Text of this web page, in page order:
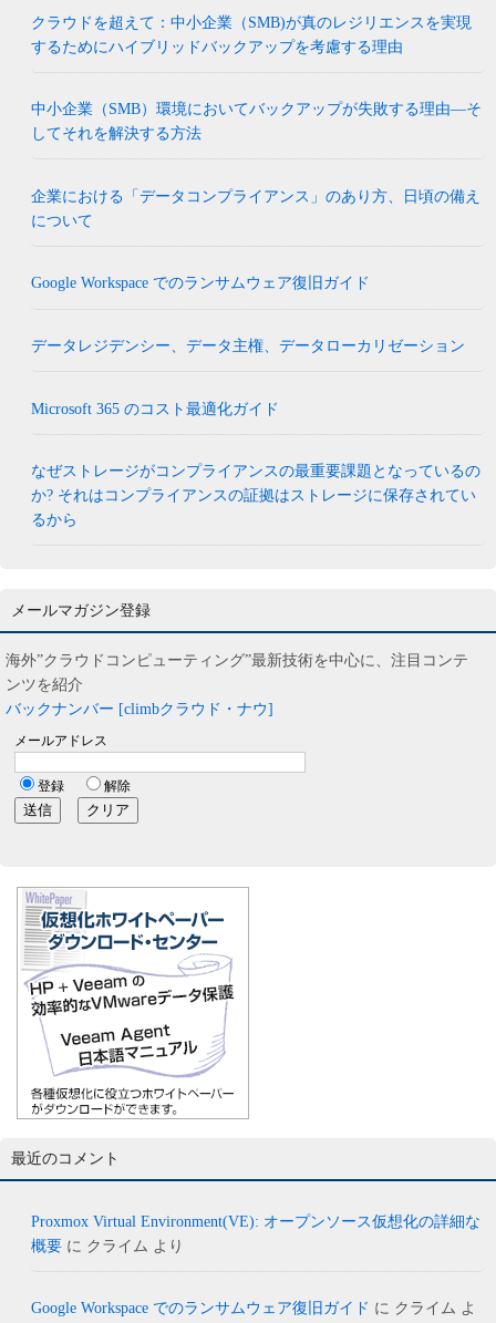
クラウドを超えて：中小企業（SMB)が真のレジリエンスを実現
するためにハイブリッドバックアップを考慮する理由
中小企業（SMB）環境においてバックアップが失敗する理由―そ
してそれを解決する方法
企業における「データコンプライアンス」のあり方、日頃の備え
について
Google Workspace でのランサムウェア復旧ガイド
データレジデンシー、データ主権、データローカリゼーション
Microsoft 365 のコスト最適化ガイド
なぜストレージがコンプライアンスの最重要課題となっているの
か? それはコンプライアンスの証拠はストレージに保存されてい
るから
メールマガジン登録
海外”クラウドコンピューティング”最新技術を中心に、注目コンテ
ンツを紹介
バックナンバー [climbクラウド・ナウ]
最近のコメント
Proxmox Virtual Environment(VE): オープンソース仮想化の詳細な
概要 に クライム より
Google Workspace でのランサムウェア復旧ガイド に クライム よ